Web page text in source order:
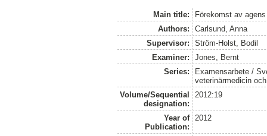
Main title:
Förekomst av
Authors:
Carlsund, Anna
Supervisor:
Ström-Holst, Bodil
Examiner:
Jones, Bernt
Series:
Examensarbete /
veterinärmedicin
Volume/Sequential
designation:
2012:19
Year of
Publication:
2012